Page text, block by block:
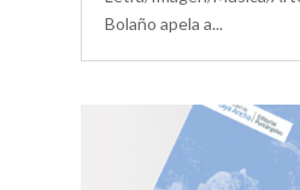
Bolaño apela a...